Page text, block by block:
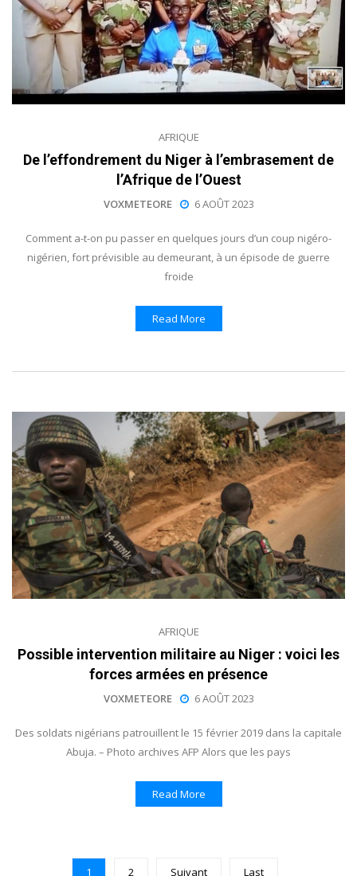
AFRIQUE
De l’effondrement du Niger à l’embrasement de
l’Afrique de l’Ouest
VOXMETEORE 6 AOÛT 2023
Comment a-t-on pu passer en quelques jours d’un coup nigéro-
nigérien, fort prévisible au demeurant, à un épisode de guerre
froide
Read More
AFRIQUE
Possible intervention militaire au Niger : voici les
forces armées en présence
VOXMETEORE 6 AOÛT 2023
Des soldats nigérians patrouillent le 15 février 2019 dans la capitale
Abuja. – Photo archives AFP Alors que les pays
Read More
1 2 Suivant Last